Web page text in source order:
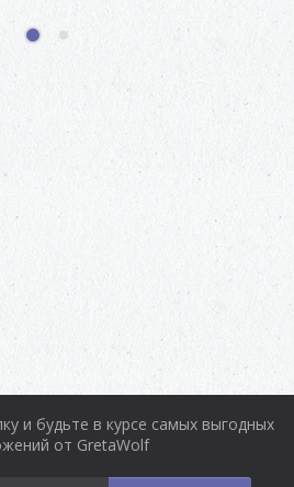
1 2
и будьте в курсе самых выгодных
от GretaWolf